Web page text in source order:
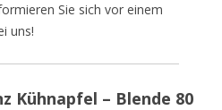
Sie sich vor einem
uns!
Kühnapfel – Blende 80